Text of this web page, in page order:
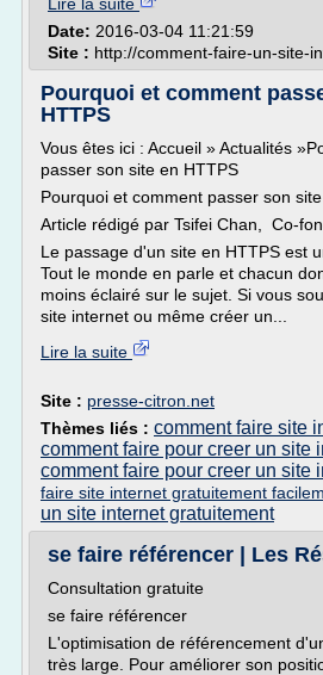
Date: 2016-03-04 11:21:59
Site : http://comment-faire-un-site-
Pourquoi et comment
HTTPS
Vous êtes ici : Accueil » Actualités
passer son site en HTTPS
Pourquoi et comment passer son
Article rédigé par Tsifei Chan, Co-
Le passage d'un site en HTTPS est
Tout le monde en parle et chacun
moins éclairé sur le sujet. Si vous
site internet ou même créer un...
Lire la suite
Site : presse-citron.net
Thèmes liés : comment faire site
comment faire pour creer un site
comment faire pour creer un site
faire site internet gratuitement
un site internet gratuitement
se faire référencer | Les
Consultation gratuite
se faire référencer
L'optimisation de référencement
très large. Pour améliorer son